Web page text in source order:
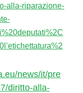
alla-riparazione-
news/it/pre
diritto-alla-